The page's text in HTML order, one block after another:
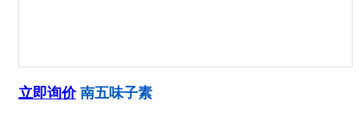
立即询价 南五味子素